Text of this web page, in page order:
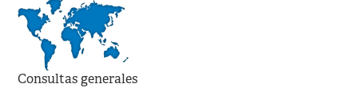
Consultas generales